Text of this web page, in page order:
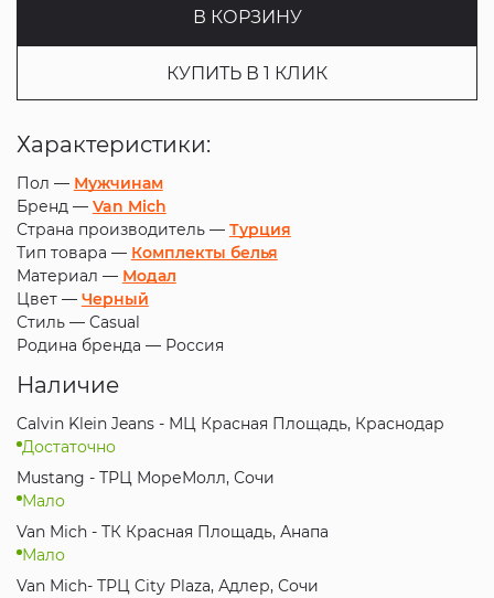
В КОРЗИНУ
КУПИТЬ В 1 КЛИК
Характеристики:
Пол — Мужчинам
Бренд — Van Mich
Страна производитель — Турция
Тип товара — Комплекты белья
Материал — Модал
Цвет — Черный
Стиль — Casual
Родина бренда — Россия
Наличие
Calvin Klein Jeans - МЦ Красная Площадь, Краснодар
Достаточно
Mustang - ТРЦ МореМолл, Сочи
Мало
Van Mich - ТК Красная Площадь, Анапа
Мало
Van Mich- ТРЦ City Plaza, Адлер, Сочи